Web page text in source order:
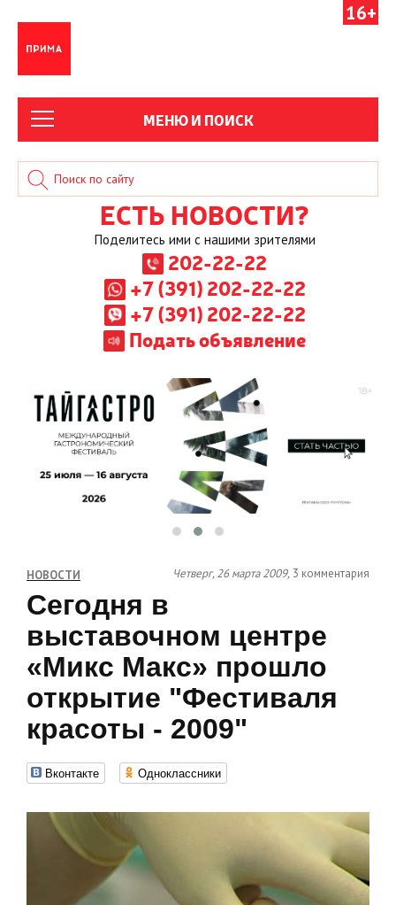
16+
МЕНЮ И ПОИСК
ЕСТЬ НОВОСТИ?
Поделитесь ими с нашими зрителями
202-22-22
+7 (391) 202-22-22
+7 (391) 202-22-22
Подать объявление
НОВОСТИ Четверг, 26 марта 2009, 3 комментария
Сегодня в
выставочном центре
«Микс Макс» прошло
открытие "Фестиваля
красоты - 2009"
Вконтакте Одноклассники